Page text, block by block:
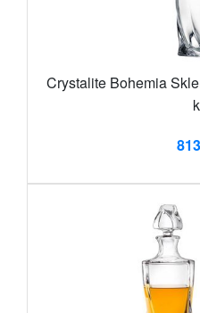
Crystalite Bohemia